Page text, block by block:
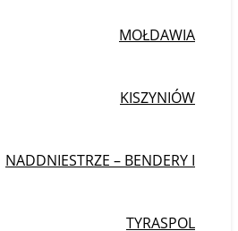
MOŁDAWIA
KISZYNIÓW
NADDNIESTRZE – BENDERY I
TYRASPOL